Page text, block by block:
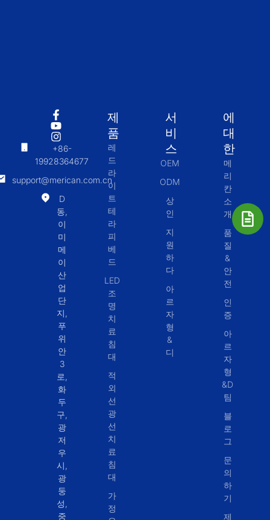
+86-
19928364677
support@merican.com.cn
D
동,
이
미
메
이
산
업
단
지,
푸
위
안
3
로,
화
두
구,
광
저
우
시,
광
둥
성,
중
제
품
레
드
라
이
트
테
라
피
베
드
LED
조
명
치
료
침
대
적
외
선
광
선
치
료
침
대
가
정
서
비
스
OEM
ODM
상
인
지
원
하
다
아
르
자
형
&
디
에
대
한
메
리
칸
소
개
품
질
&
안
전
인
증
아
르
자
형
&D
팀
블
로
그
문
의
하
기
제